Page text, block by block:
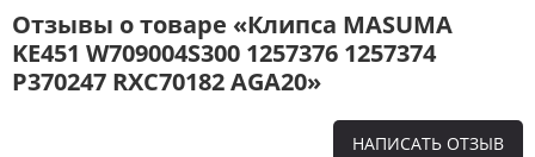
Отзывы о товаре «Клипса MASUMA
KE451 W709004S300 1257376 1257374
P370247 RXC70182 AGA20»
НАПИСАТЬ ОТЗЫВ